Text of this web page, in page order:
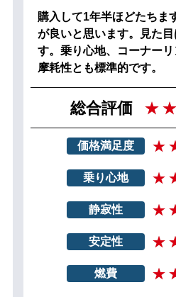
購入して1年半ほどたちま
が良いと思います。見た
す。乗り心地、コーナー
摩耗性とも標準的です。
総合評価
価格満足度
乗り心地
静寂性
安定性
燃費